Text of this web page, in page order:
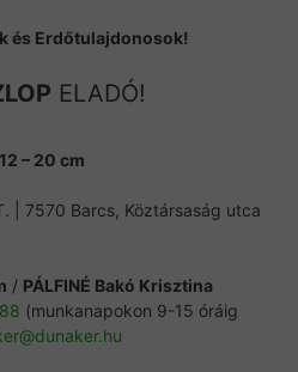
és Erdőtulajdonosok!
ELADÓ!
12 – 20 cm
| 7570 Barcs, Köztársaság utca
/ PÁLFINÉ Bakó Krisztina
(munkanapokon 9-15 óráig